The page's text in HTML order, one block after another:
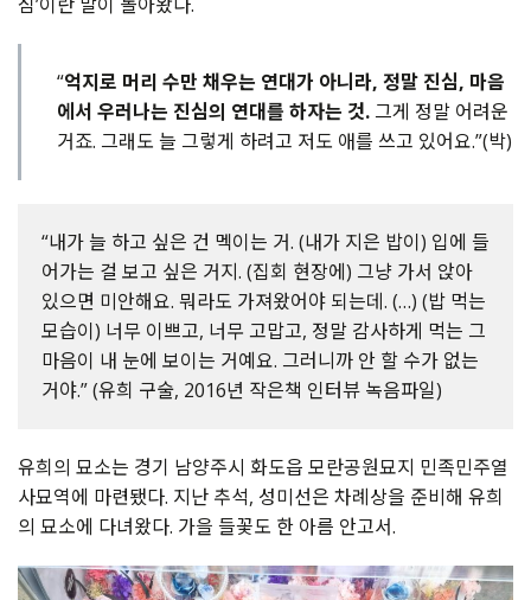
“억지로 머리 수만 채우는 연대가 아니라, 정말 진심, 마음
에서 우러나는 진심의 연대를 하자는 것. 그게 정말 어려운
거죠. 그래도 늘 그렇게 하려고 저도 애를 쓰고 있어요.”(박)
“내가 늘 하고 싶은 건 멕이는 거. (내가 지은 밥이) 입에 들
어가는 걸 보고 싶은 거지. (집회 현장에) 그냥 가서 앉아
있으면 미안해요. 뭐라도 가져왔어야 되는데. (…) (밥 먹는
모습이) 너무 이쁘고, 너무 고맙고, 정말 감사하게 먹는 그
마음이 내 눈에 보이는 거예요. 그러니까 안 할 수가 없는
거야.” (유희 구술, 2016년 작은책 인터뷰 녹음파일)
유희의 묘소는 경기 남양주시 화도읍 모란공원묘지 민족민주열
사묘역에 마련됐다. 지난 추석, 성미선은 차례상을 준비해 유희
의 묘소에 다녀왔다. 가을 들꽃도 한 아름 안고서.